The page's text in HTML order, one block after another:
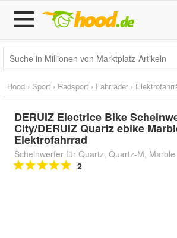
Hood › Sport › Radsport › Fahrräder ›
DERUIZ Electrice Bike
City/DERUIZ Quartz ebike
Elektrofahrrad
Scheinwerfer für Quartz, Quartz-M, Marble
2